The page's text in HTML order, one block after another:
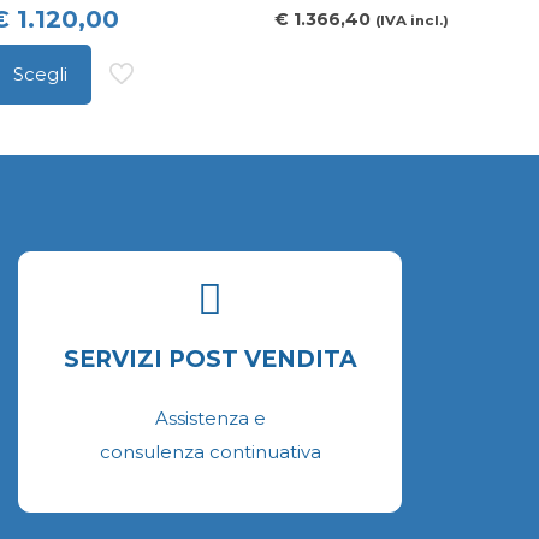
scelte
1.120,00 € 1.366,40 (IVA incl.)
Scegli
Questo
SERVIZI POST VENDITA
Assistenza e
consulenza continuativa